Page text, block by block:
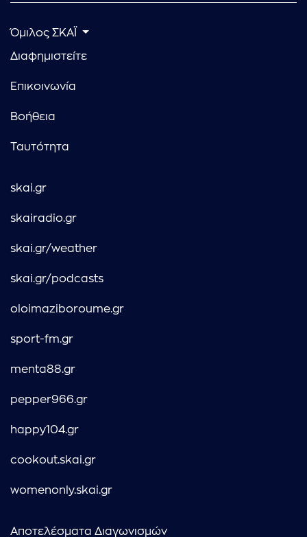
Όμιλος ΣΚΑΪ
Διαφημιστείτε
Επικοινωνία
Βοήθεια
Ταυτότητα
skai.gr
skairadio.gr
skai.gr/weather
skai.gr/podcasts
oloimaziboroume.gr
sport-fm.gr
menta88.gr
pepper966.gr
happy104.gr
cookout.skai.gr
womenonly.skai.gr
Αποτελέσματα Διαγωνισμών